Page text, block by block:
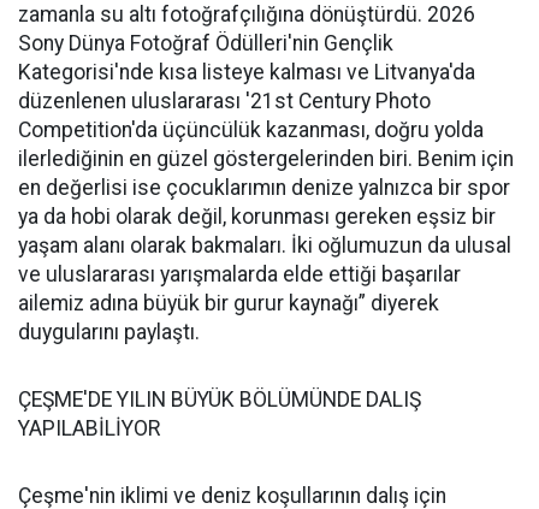
zamanla su altı fotoğrafçılığına dönüştürdü. 2026
Sony Dünya Fotoğraf Ödülleri'nin Gençlik
Kategorisi'nde kısa listeye kalması ve Litvanya'da
düzenlenen uluslararası '21st Century Photo
Competition'da üçüncülük kazanması, doğru yolda
ilerlediğinin en güzel göstergelerinden biri. Benim için
en değerlisi ise çocuklarımın denize yalnızca bir spor
ya da hobi olarak değil, korunması gereken eşsiz bir
yaşam alanı olarak bakmaları. İki oğlumuzun da ulusal
ve uluslararası yarışmalarda elde ettiği başarılar
ailemiz adına büyük bir gurur kaynağı” diyerek
duygularını paylaştı.
ÇEŞME'DE YILIN BÜYÜK BÖLÜMÜNDE DALIŞ
YAPILABİLİYOR
Çeşme'nin iklimi ve deniz koşullarının dalış için